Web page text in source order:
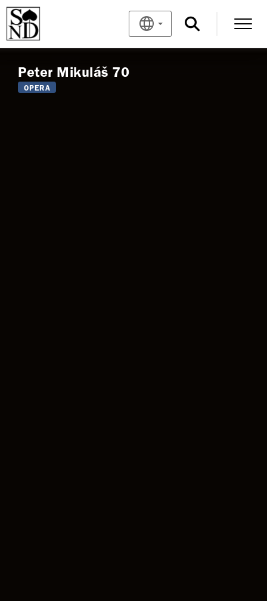
Peter Mikuláš 70
OPERA